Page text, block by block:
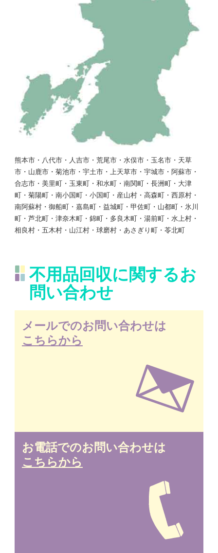
熊本市・八代市・人吉市・荒尾市・水俣市・玉名市・天草
市・山鹿市・菊池市・宇土市・上天草市・宇城市・阿蘇市・
合志市・美里町・玉東町・和水町・南関町・長洲町・大津
町・菊陽町・南小国町・小国町・産山村・高森町・西原村・
南阿蘇村・御船町・嘉島町・益城町・甲佐町・山都町・氷川
町・芦北町・津奈木町・錦町・多良木町・湯前町・水上村・
相良村・五木村・山江村・球磨村・あさぎり町・苓北町
不用品回収に関するお
問い合わせ
メールでのお問い合わせは
こちらから
お電話でのお問い合わせは
こちらから